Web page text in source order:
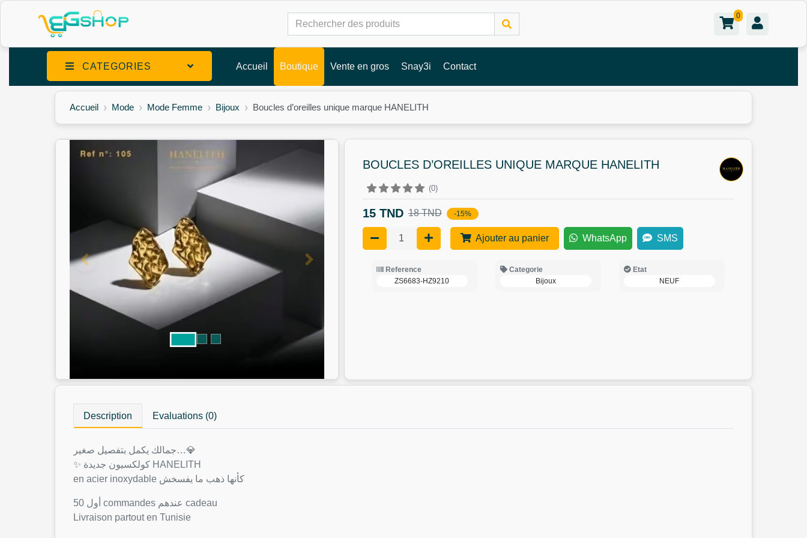
0
CATEGORIES Accueil Boutique Vente en gros Snay3i Contact
Accueil Mode Mode Femme Bijoux Boucles d’oreilles unique marque HANELITH
BOUCLES D’OREILLES UNIQUE MARQUE HANELITH
(0)
15 TND 18 TND -15%
Ajouter au panier WhatsApp SMS
Reference
ZS6683-HZ9210
Categorie
Bijoux
Etat
NEUF
Description Evaluations (0)
جمالك يكمل بتفصيل صغير…💎
✨ كولكسيون جديدة HANELITH
en acier inoxydable كأنها ذهب ما يفسخش
أول 50 commandes عندهم cadeau
Livraison partout en Tunisie